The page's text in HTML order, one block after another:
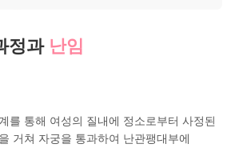
정과 난임
를 통해 여성의 질내에 정소로부터 사정된
거쳐 자궁을 통과하여 난관팽대부에